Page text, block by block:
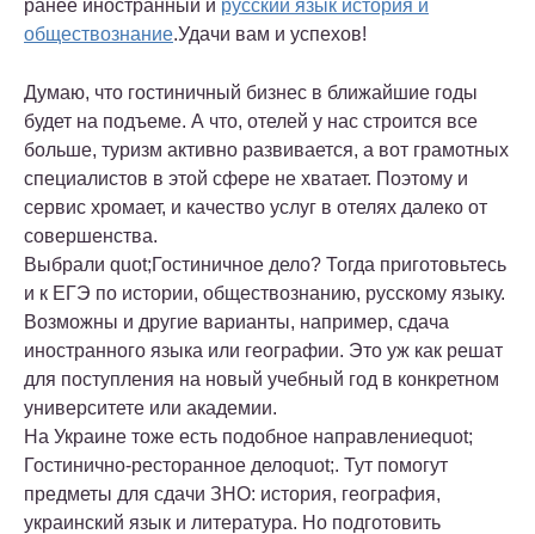
ранее иностранный и русский язык история и
обществознание.Удачи вам и успехов!
Думаю, что гостиничный бизнес в ближайшие годы
будет на подъеме. А что, отелей у нас строится все
больше, туризм активно развивается, а вот грамотных
специалистов в этой сфере не хватает. Поэтому и
сервис хромает, и качество услуг в отелях далеко от
совершенства.
Выбрали quot;Гостиничное дело? Тогда приготовьтесь
и к ЕГЭ по истории, обществознанию, русскому языку.
Возможны и другие варианты, например, сдача
иностранного языка или географии. Это уж как решат
для поступления на новый учебный год в конкретном
университете или академии.
На Украине тоже есть подобное направлениеquot;
Гостинично-ресторанное делоquot;. Тут помогут
предметы для сдачи ЗНО: история, география,
украинский язык и литература. Но подготовить